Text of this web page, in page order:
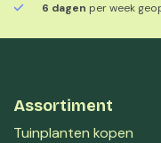
6 dagen per week
Assortiment
Tuinplanten kopen